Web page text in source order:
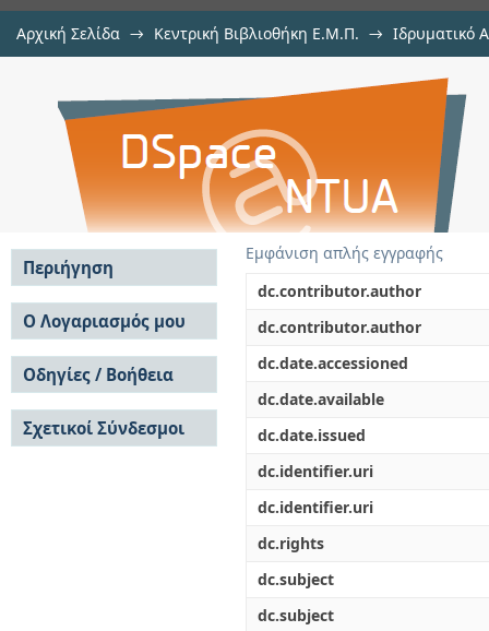
Αρχική Σελίδα → Κεντρική Βιβλιοθήκη Ε.Μ.Π. → Ιδρυματικό
Αξιολόγηση των φασμάτων του
κατευθυντικότητα
Εμφάνιση απλής εγγραφής
dc.contributor.author
dc.contributor.author
dc.date.accessioned
dc.date.available
dc.date.issued
dc.identifier.uri
dc.identifier.uri
dc.rights
dc.subject
dc.subject
Περιήγηση
Σε όλο το DSpace
Κοινότητες & Συλλογές
Ανά Ημερομηνία
Έκδοσης
Συγγραφείς
Τίτλοι
Θέματα
Ο Λογαριασμός μου
Σύνδεση
Εγγραφή
Οδηγίες / Βοήθεια
Οδηγίες Υποβολής
Οδηγίες Χρήσης ΙΑ
Συχνές Ερωτήσεις
Σχετικοί Σύνδεσμοι